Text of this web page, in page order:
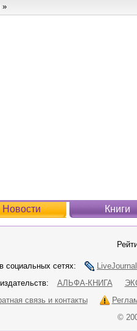
»
Новости Книги
социальных сетях:
LiveJournal
АЛЬФА-КНИГА
связь и контакты
©